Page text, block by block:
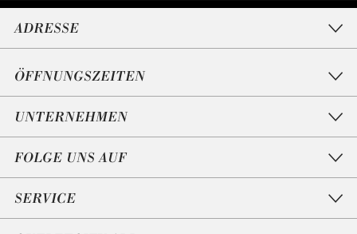
ADRESSE
ÖFFNUNGSZEITEN
UNTERNEHMEN
FOLGE UNS AUF
SERVICE